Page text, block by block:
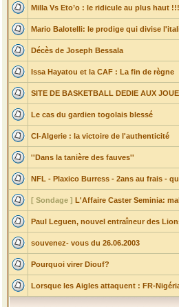
Milla Vs Eto’o : le ridicule au plus haut !!!
Mario Balotelli: le prodige qui divise
Décès de Joseph Bessala
Issa Hayatou et la CAF : La fin de règne
SITE DE BASKETBALL DEDIE AUX
Le cas du gardien togolais blessé
CI-Algerie : la victoire de l'authenticité
''Dans la tanière des fauves''
NFL - Plaxico Burress - 2ans au frais -
[ Sondage ] L'Affaire Caster Seminia:
Paul Leguen, nouvel entraîneur des
souvenez- vous du 26.06.2003
Pourquoi virer Diouf?
Lorsque les Aigles attaquent : FR-